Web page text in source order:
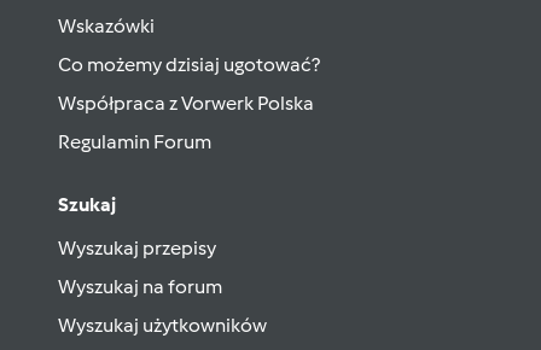
Wskazówki
Co możemy dzisiaj ugotować?
Współpraca z Vorwerk Polska
Regulamin Forum
Szukaj
Wyszukaj przepisy
Wyszukaj na forum
Wyszukaj użytkowników